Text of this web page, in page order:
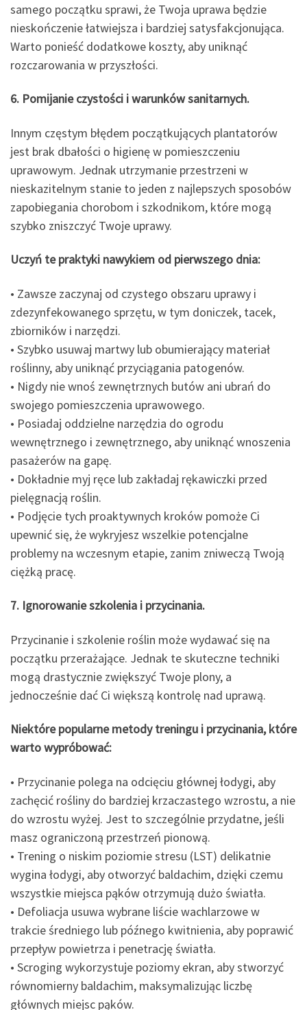
samego początku sprawi, że Twoja uprawa będzie
nieskończenie łatwiejsza i bardziej satysfakcjonująca.
Warto ponieść dodatkowe koszty, aby uniknąć
rozczarowania w przyszłości.
6. Pomijanie czystości i warunków sanitarnych.
Innym częstym błędem początkujących plantatorów
jest brak dbałości o higienę w pomieszczeniu
uprawowym. Jednak utrzymanie przestrzeni w
nieskazitelnym stanie to jeden z najlepszych sposobów
zapobiegania chorobom i szkodnikom, które mogą
szybko zniszczyć Twoje uprawy.
Uczyń te praktyki nawykiem od pierwszego dnia:
• Zawsze zaczynaj od czystego obszaru uprawy i
zdezynfekowanego sprzętu, w tym doniczek, tacek,
zbiorników i narzędzi.
• Szybko usuwaj martwy lub obumierający materiał
roślinny, aby uniknąć przyciągania patogenów.
• Nigdy nie wnoś zewnętrznych butów ani ubrań do
swojego pomieszczenia uprawowego.
• Posiadaj oddzielne narzędzia do ogrodu
wewnętrznego i zewnętrznego, aby uniknąć wnoszenia
pasażerów na gapę.
• Dokładnie myj ręce lub zakładaj rękawiczki przed
pielęgnacją roślin.
• Podjęcie tych proaktywnych kroków pomoże Ci
upewnić się, że wykryjesz wszelkie potencjalne
problemy na wczesnym etapie, zanim zniweczą Twoją
ciężką pracę.
7. Ignorowanie szkolenia i przycinania.
Przycinanie i szkolenie roślin może wydawać się na
początku przerażające. Jednak te skuteczne techniki
mogą drastycznie zwiększyć Twoje plony, a
jednocześnie dać Ci większą kontrolę nad uprawą.
Niektóre popularne metody treningu i przycinania, które
warto wypróbować:
• Przycinanie polega na odcięciu głównej łodygi, aby
zachęcić rośliny do bardziej krzaczastego wzrostu, a nie
do wzrostu wyżej. Jest to szczególnie przydatne, jeśli
masz ograniczoną przestrzeń pionową.
• Trening o niskim poziomie stresu (LST) delikatnie
wygina łodygi, aby otworzyć baldachim, dzięki czemu
wszystkie miejsca pąków otrzymują dużo światła.
• Defoliacja usuwa wybrane liście wachlarzowe w
trakcie średniego lub późnego kwitnienia, aby poprawić
przepływ powietrza i penetrację światła.
• Scroging wykorzystuje poziomy ekran, aby stworzyć
równomierny baldachim, maksymalizując liczbę
głównych miejsc pąków.